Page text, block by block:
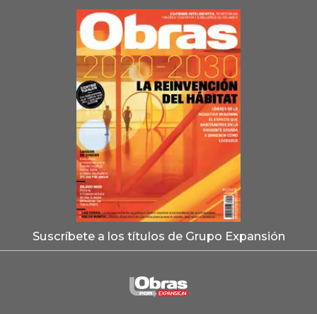
Suscríbete a los títulos de Grupo Expansión